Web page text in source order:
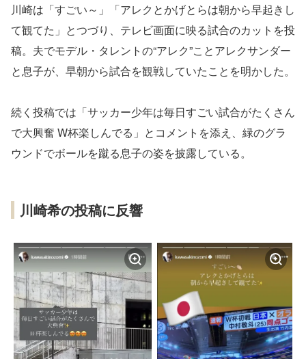
川崎は「すごい～」「アレクとかげとらは朝から早起きし
て観てた」とつづり、テレビ画面に映る試合のカットを投
稿。夫でモデル・タレントの“アレク”ことアレクサンダー
と息子が、早朝から試合を観戦していたことを明かした。
続く投稿では「サッカー少年は毎日すごい試合がたくさん
で大興奮 W杯楽しんでる」とコメントを添え、緑のグラ
ウンドでボールを蹴る息子の姿を披露している。
川崎希の投稿に反響